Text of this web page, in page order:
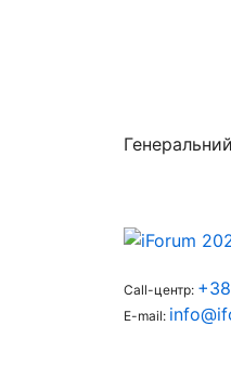
Call-центр:
E-mail: